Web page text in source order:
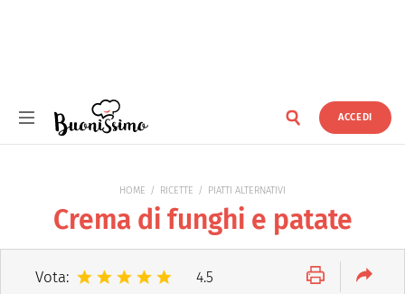
ACCEDI
HOME RICETTE PIATTI ALTERNATIVI
Crema di funghi e patate
Vota: 4.5